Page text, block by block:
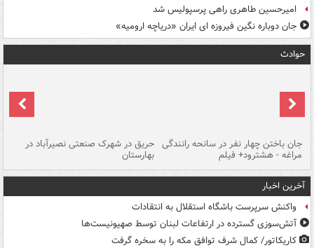
امیرحسین طاهری راهی پرسپولیس شد
جان دوباره نگین فیروزه ای ایران «دریاچه ارومیه»
حوادث
جان باختن چهار نفر در سانحه رانندگی
مراغه - هشترود+ فیلم
حریق در شهرک صنعتی نصیرآباد در
بهارستان
آخرین اخبار
واکنش سرپرست باشگاه استقلال به انتقادات
آتش‌سوزی گسترده در ارتفاعات لبنان توسط صهیونیست‌ها
کاریکاتور/ کمال شرف توافق مکه را به سخره گرفت